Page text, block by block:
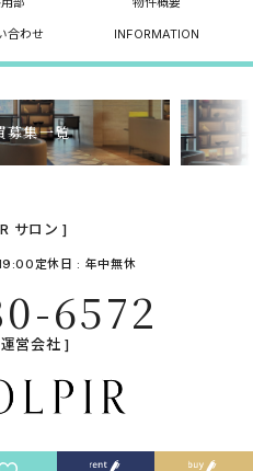
合わせ INFORMATION
募集一覧
サロン ]
定休日 : 年中無休
6572
営会社 ]